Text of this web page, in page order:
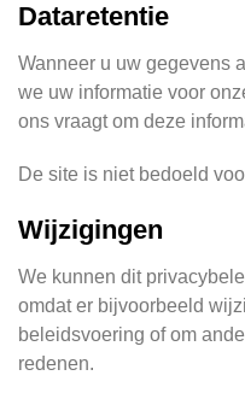
Dataretentie
Wanneer u uw gegevens
we uw informatie voor
ons vraagt om deze
De site is niet bedoeld
Wijzigingen
We kunnen dit
omdat er bijvoorbeeld
beleidsvoering of om
redenen.